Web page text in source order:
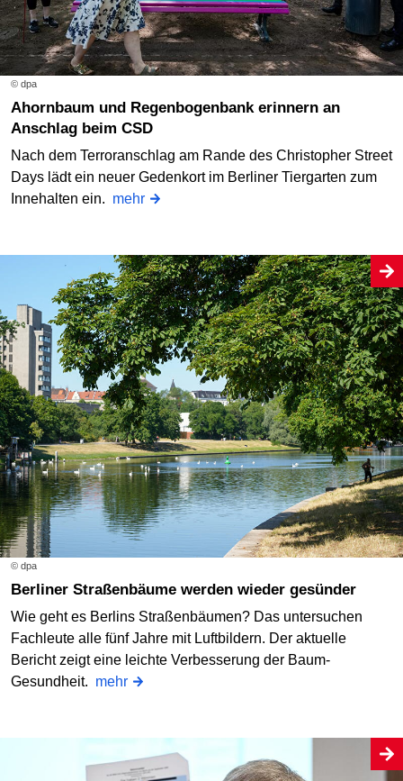
© dpa
Ahornbaum und Regenbogenbank erinnern an
Anschlag beim CSD
Nach dem Terroranschlag am Rande des Christopher Street
Days lädt ein neuer Gedenkort im Berliner Tiergarten zum
Innehalten ein. mehr
© dpa
Berliner Straßenbäume werden wieder gesünder
Wie geht es Berlins Straßenbäumen? Das untersuchen
Fachleute alle fünf Jahre mit Luftbildern. Der aktuelle
Bericht zeigt eine leichte Verbesserung der Baum-
Gesundheit. mehr